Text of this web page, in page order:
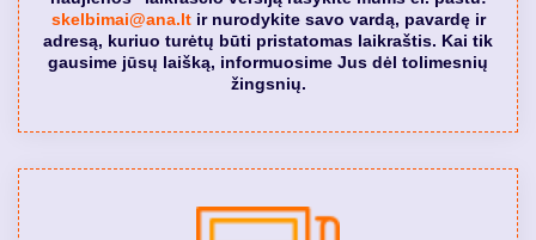
skelbimai@ana.ltir nurodykite savo vardą, pavardę ir
adresą, kuriuo turėtų būti pristatomas laikraštis. Kai tik
gausime jūsų laišką, informuosime Jus dėl tolimesnių
žingsnių.